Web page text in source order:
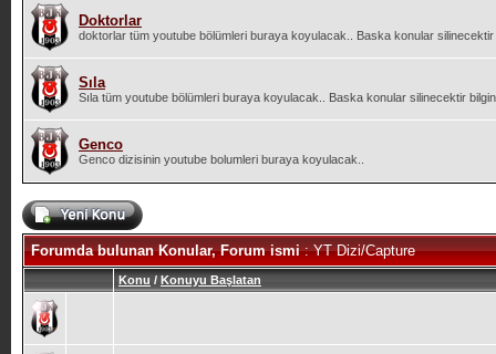
Doktorlar
doktorlar tüm youtube bölümleri buraya koyulacak.. Baska konular silinecektir
Sıla
Sıla tüm youtube bölümleri buraya koyulacak.. Baska konular silinecektir
Genco
Genco dizisinin youtube bolumleri buraya koyulacak..
Forumda bulunan Konular, Forum ismi: YT Dizi/Capture
Konu / Konuyu Başlatan